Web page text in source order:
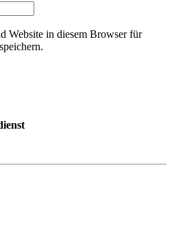
Website in diesem Browser für